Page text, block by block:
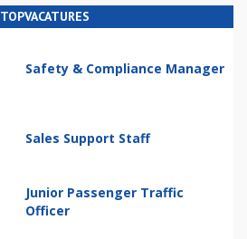
TOPVACATURES
Safety & Compliance Manager
Sales Support Staff
Junior Passenger Traffic
Officer